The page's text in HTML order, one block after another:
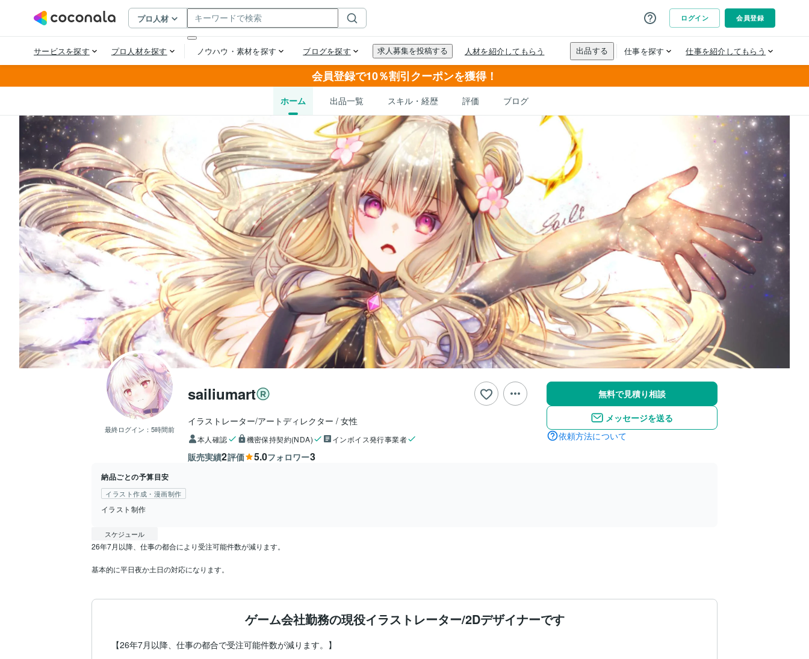
会員登録で10％割引クーポンを獲得！
ホーム 出品一覧 スキル・経歴 評価 ブログ
最終ログイン： 5時間前
sailiumart
イラストレーター/アートディレクター 女性
本人確認 機密保持契約(NDA) インボイス発行事業者
販売実績2評価 5.0フォロワー3
無料で見積り相談
メッセージを送る
依頼方法について
納品ごとの予算目安
イラスト作成・漫画制作
イラスト制作
スケジュール
26年7月以降、仕事の都合により受注可能件数が減ります。
基本的に平日夜か土日の対応になります。
ゲーム会社勤務の現役イラストレーター/2Dデザイナーです
【26年7月以降、仕事の都合で受注可能件数が減ります。】